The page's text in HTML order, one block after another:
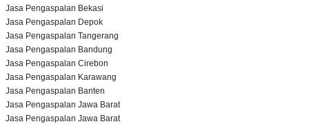
Jasa Pengaspalan Bekasi
Jasa Pengaspalan Depok
Jasa Pengaspalan Tangerang
Jasa Pengaspalan Bandung
Jasa Pengaspalan Cirebon
Jasa Pengaspalan Karawang
Jasa Pengaspalan Banten
Jasa Pengaspalan Jawa Barat
Jasa Pengaspalan Jawa Barat